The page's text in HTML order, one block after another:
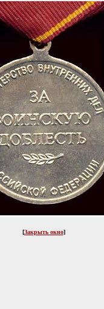
[Закрыть окно]